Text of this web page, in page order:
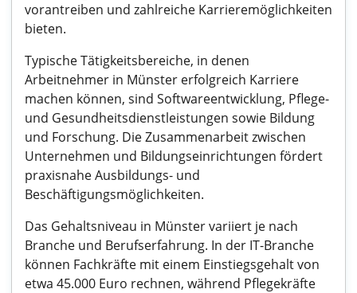
vorantreiben und zahlreiche Karrieremöglichkeiten
bieten.
Typische Tätigkeitsbereiche, in denen
Arbeitnehmer in Münster erfolgreich Karriere
machen können, sind Softwareentwicklung, Pflege-
und Gesundheitsdienstleistungen sowie Bildung
und Forschung. Die Zusammenarbeit zwischen
Unternehmen und Bildungseinrichtungen fördert
praxisnahe Ausbildungs- und
Beschäftigungsmöglichkeiten.
Das Gehaltsniveau in Münster variiert je nach
Branche und Berufserfahrung. In der IT-Branche
können Fachkräfte mit einem Einstiegsgehalt von
etwa 45.000 Euro rechnen, während Pflegekräfte